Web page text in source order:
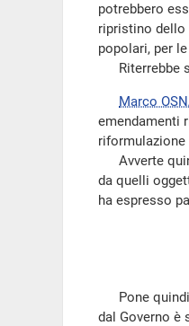
potrebbero
ripristino
popolari, per
Riterrebbe
Marco
emendamenti
riformulazione
Avverte
da quelli
ha espresso
Pone quindi
dal Governo è